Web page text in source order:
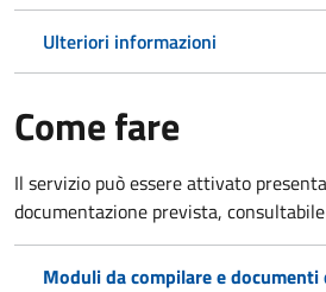
Ulteriori informazioni
Come fare
Il servizio può essere attivato
documentazione prevista,
Moduli da compilare e documenti